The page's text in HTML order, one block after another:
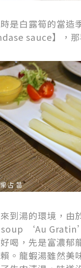
是白露筍的當
sauce】，
到湯的環境，
‘Au
喝，先是富濃郁
。龍蝦湯雖然美